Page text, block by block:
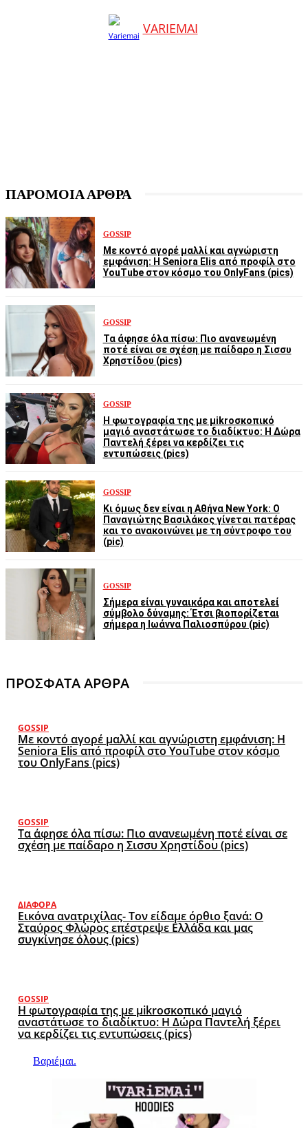
VARIEMAI
ΠΑΡΟΜΟΙΑ ΑΡΘΡΑ
GOSSIP
Με κοντό αγορέ μαλλί και αγνώριστη
εμφάνιση: Η Seniora Elis από προφίλ στο
YouTube στον κόσμο του OnlyFans (pics)
GOSSIP
Τα άφησε όλα πίσω: Πιο ανανεωμένη
ποτέ είναι σε σχέση με παίδαρο η Σισσυ
Χρηστίδου (pics)
GOSSIP
Η φωτογραφία της με μikroσκοπικό
μαγιό αναστάτωσε το διαδίκτυο: Η Δώρα
Παντελή ξέρει να κερδίζει τις
εντυπώσεις (pics)
GOSSIP
Κι όμως δεν είναι η Αθήνα New York: Ο
Παναγιώτης Βασιλάκος γίνεται πατέρας
και το ανακοινώνει με τη σύντροφο του
(pic)
GOSSIP
Σήμερα είναι γυναικάρα και αποτελεί
σύμβολο δύναμης: Έτσι βιοπορίζεται
σήμερα η Ιωάννα Παλιοσπύρου (pic)
ΠΡΟΣΦΑΤΑ ΑΡΘΡΑ
GOSSIP
Με κοντό αγορέ μαλλί και αγνώριστη εμφάνιση: Η
Seniora Elis από προφίλ στο YouTube στον κόσμο
του OnlyFans (pics)
GOSSIP
Τα άφησε όλα πίσω: Πιο ανανεωμένη ποτέ είναι σε
σχέση με παίδαρο η Σισσυ Χρηστίδου (pics)
ΔΙΆΦΟΡΑ
Εικόνα ανατριχίλας- Τον είδαμε όρθιο ξανά: Ο
Σταύρος Φλώρος επέστρεψε Ελλάδα και μας
συγκίνησε όλους (pics)
GOSSIP
Η φωτογραφία της με μikroσκοπικό μαγιό
αναστάτωσε το διαδίκτυο: Η Δώρα Παντελή ξέρει
να κερδίζει τις εντυπώσεις (pics)
Βαριέμαι.